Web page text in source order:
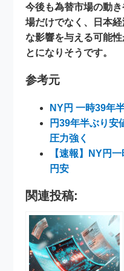
今後も為替市場の動
場だけでなく、日本
な影響を与える可能
とになりそうです。
参考元
NY円 一時39年
円39年半ぶり安
圧力強く
【速報】NY円
円安
関連投稿: